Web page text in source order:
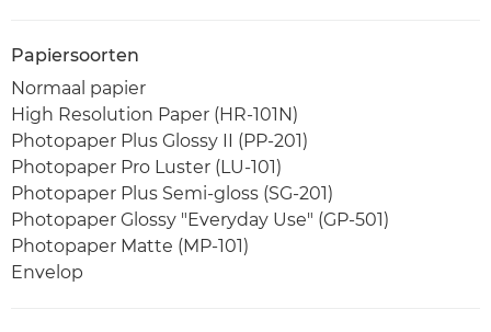
Papiersoorten
Normaal papier
High Resolution Paper (HR-101N)
Photopaper Plus Glossy II (PP-201)
Photopaper Pro Luster (LU-101)
Photopaper Plus Semi-gloss (SG-201)
Photopaper Glossy "Everyday Use" (GP-501)
Photopaper Matte (MP-101)
Envelop